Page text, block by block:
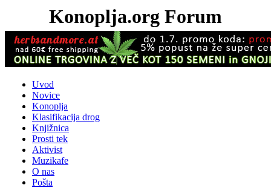
Konoplja.org Forum
Uvod
Novice
Konoplja
Klasifikacija drog
Knjižnica
Prosti tek
Aktivist
Muzikafe
O nas
Pošta